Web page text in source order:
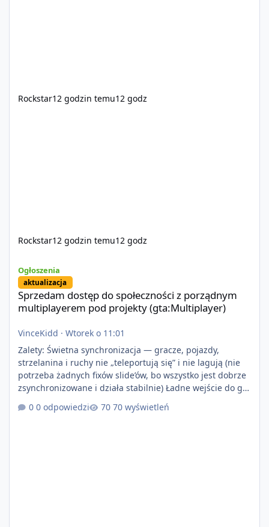
Rockstar12 godzin temu12 godz
Rockstar12 godzin temu12 godz
Ogłoszenia
aktualizacja
Sprzedam dostęp do społeczności z porządnym
multiplayerem pod projekty (gta:Multiplayer)
VinceKidd · Wtorek o 11:01
Zalety: Świetna synchronizacja — gracze, pojazdy,
strzelanina i ruchy nie „teleportują się” i nie lagują (nie
potrzeba żadnych fixów slide’ów, bo wszystko jest dobrze
zsynchronizowane i działa stabilnie) Ładne wejście do gry
+ solidny antycheat na poziomie multiplayera Wygodne
pisanie własnych modów i skryptów (wsparcie C# / JS /
0 odpowiedzi 70 wyświetleń